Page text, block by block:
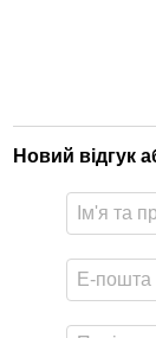
Новий відгук